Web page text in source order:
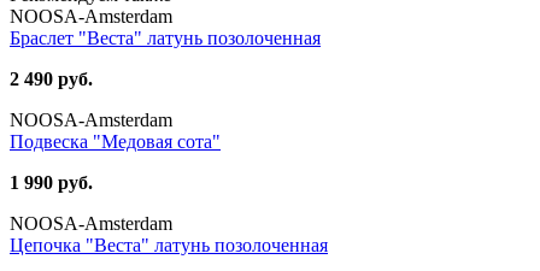
NOOSA-Amsterdam
Браслет "Веста" латунь позолоченная
2 490 руб.
NOOSA-Amsterdam
Подвеска "Медовая сота"
1 990 руб.
NOOSA-Amsterdam
Цепочка "Веста" латунь позолоченная